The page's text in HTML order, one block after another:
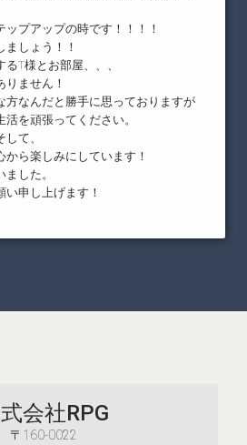
プアップの時です！！！！
ましょう！！
T様とお部屋、、、
ません！
方なんだと勝手に思っておりますが
を頑張ってください。
て、
ら楽しみにしています！
した。
申し上げます！
会社RPG
〒160-0022